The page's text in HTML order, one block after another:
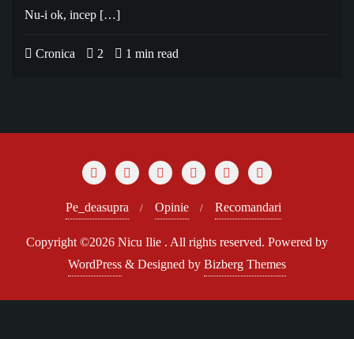
Nu-i ok, incep […]
Cronica 2 1 min read
Pe_deasupra Opinie Recomandari
Copyright ©2026 Nicu Ilie . All rights reserved. Powered by
WordPress & Designed by Bizberg Themes